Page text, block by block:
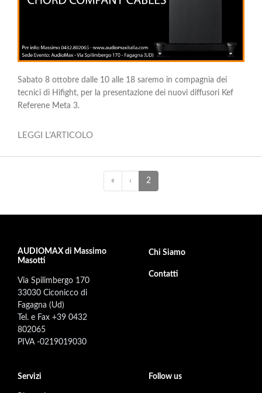
Sabato 8 ottobre dalle 10 alle 18 saremo in compagnia dei
tecnici di Hifight, per la presentazione dei nuovi diffusori Kef
Referene Meta 3.
LEGGI L'ARTICOLO
« ‹ PREVIOUS
Pagina
attuale
2
AUDIOMAX di Massimo
Masotti
Via Spilimbergo 170
33030 Ciconicco di
Fagagna (Ud)
Tel. e Fax +39 0432
802065
PIVA -0219019030
Footer secondary menu
Chi Siamo
Contatti
Servizi Follow us